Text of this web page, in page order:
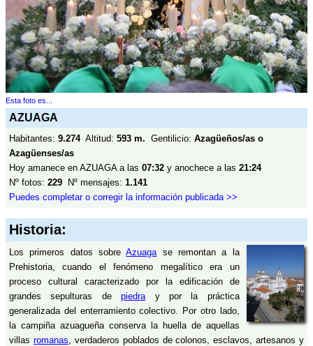
Esta foto es...
AZUAGA
Habitantes: 9.274Altitud: 593 m. Gentilicio: Azagüeños/as o
Azagüenses/as
Hoy amanece en AZUAGA a las 07:32 y anochece a las 21:24
Nº fotos: 229 Nº mensajes: 1.141
Puedes completar o corregir la información publicada >>
Historia:
Los primeros datos sobreAzuagase remontan a la
Prehistoria, cuando el fenómeno megalítico era un
proceso cultural caracterizado por la edificación de
grandes sepulturas depiedray por la práctica
generalizada del enterramiento colectivo. Por otro lado,
la campiña azuagueña conserva la huella de aquellas
villas romanas, verdaderos poblados de colonos, esclavos, artesanos y